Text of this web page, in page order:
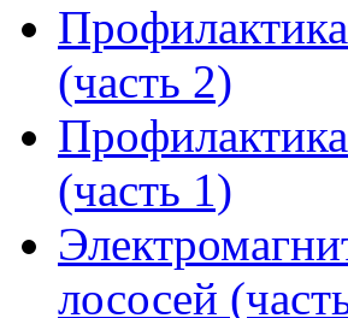
(часть 2)
(часть 1)
лососей